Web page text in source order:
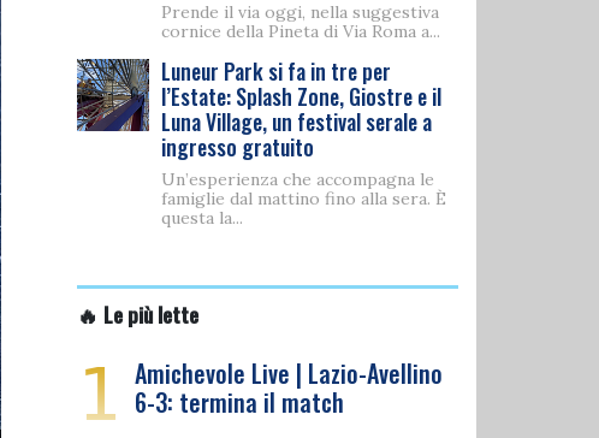
Prende il via oggi, nella suggestiva
cornice della Pineta di Via Roma a...
Luneur Park si fa in tre per
l’Estate: Splash Zone, Giostre e il
Luna Village, un festival serale a
ingresso gratuito
Un’esperienza che accompagna le
famiglie dal mattino fino alla sera. È
questa la...
🔥 Le più lette
1 Amichevole Live | Lazio-Avellino
6-3: termina il match